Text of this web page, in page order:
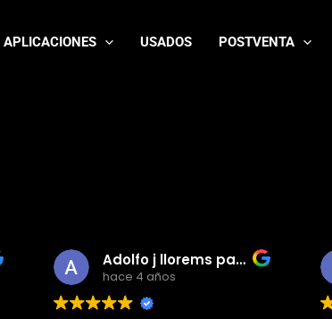
APLICACIONES USADOS POSTVENTA
Adolfo j llorems pastor
hace 4 años